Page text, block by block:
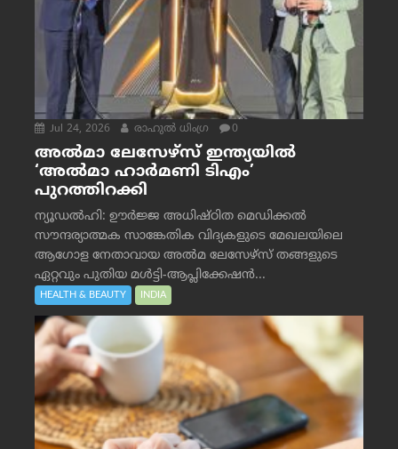
Jul 24, 2026 രാഹുല്‍ ധിംഗ്ര 0
അൽമാ ലേസേഴ്സ് ഇന്ത്യയിൽ
‘അൽമാ ഹാർമണി ടിഎം’
പുറത്തിറക്കി
ന്യൂഡൽഹി: ഊർജ്ജ അധിഷ്ഠിത മെഡിക്കൽ
സൗന്ദര്യാത്മക സാങ്കേതിക വിദ്യകളുടെ മേഖലയിലെ
ആഗോള നേതാവായ അൽമ ലേസേഴ്സ് തങ്ങളുടെ
ഏറ്റവും പുതിയ മൾട്ടി-ആപ്ലിക്കേഷൻ...
HEALTH & BEAUTY INDIA